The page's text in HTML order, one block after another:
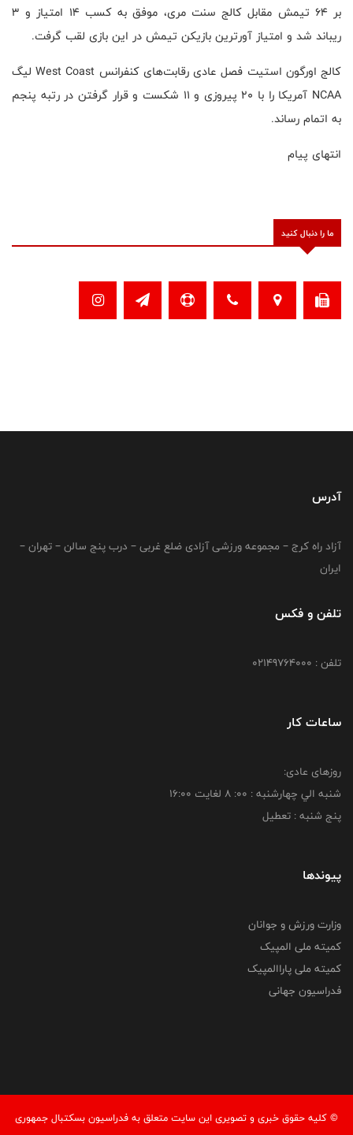
بر ۶۴ تیمش مقابل کالج سنت مری، موفق به کسب ۱۴ امتیاز و ۳
ریباند شد و امتیاز آورترین بازیکن تیمش در این بازی لقب گرفت.
کالج اورگون استیت فصل عادی رقابت‌های کنفرانس West Coast لیگ
NCAA آمریکا را با ۲۰ پیروزی و ۱۱ شکست و قرار گرفتن در رتبه پنجم
به اتمام رساند.
انتهای پیام
ما را دنبال کنید
آدرس
آزاد راه کرج – مجموعه ورزشی آزادی ضلع غربی – درب پنج سالن – تهران –
ایران
تلفن و فکس
تلفن : 02149764000
ساعات کار
روزهای عادی:
شنبه الي چهارشنبه : 00: 8 لغايت 16:00
پنج شنبه : تعطیل
پیوندها
وزارت ورزش و جوانان
کمیته ملی المپیک
کمیته ملی پاراالمپیک
فدراسیون جهانی
© کليه حقوق خبری و تصويری اين سايت متعلق به فدراسیون بسکتبال جمهوری